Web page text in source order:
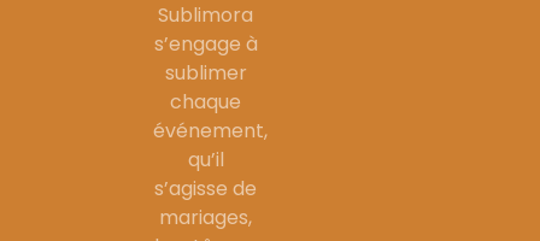
Sublimora
s’engage à
sublimer
chaque
événement,
qu’il
s’agisse de
mariages,